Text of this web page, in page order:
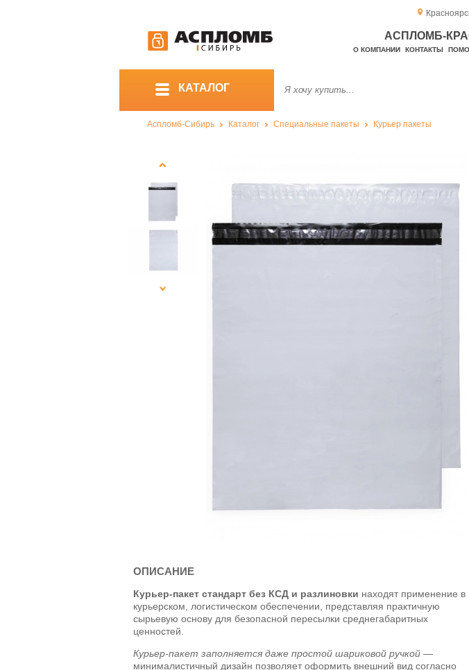
АСПЛОМБ-
О КОМПАНИИ КОНТАКТЫ
КАТАЛОГ
Аспломб-Сибирь Каталог Специальные пакеты Курьер пакеты
ОПИСАНИЕ
Курьер-пакет стандарт без КСД и разлиновки находят применение в
курьерском, логистическом обеспечении, представляя практичную
сырьевую основу для безопасной пересылки среднегабаритных
ценностей.
Курьер-пакет заполняется даже простой шариковой ручкой —
минималистичный дизайн позволяет оформить внешний вид согласно